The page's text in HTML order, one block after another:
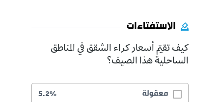
الاستفتاءات
كيف تقيّم أسعار كراء الشقق في المناطق
الساحلية هذا الصيف؟
معقولة 5.2%